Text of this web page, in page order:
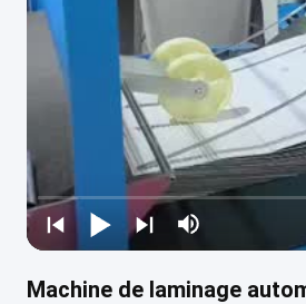
Machine de laminage